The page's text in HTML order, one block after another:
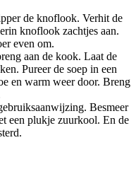
de knoflook. Verhit de
knoflook zachtjes aan.
even om.
aan de kook. Laat de
Pureer de soep in een
en warm weer door. Breng
Besmeer
een plukje zuurkool. En de